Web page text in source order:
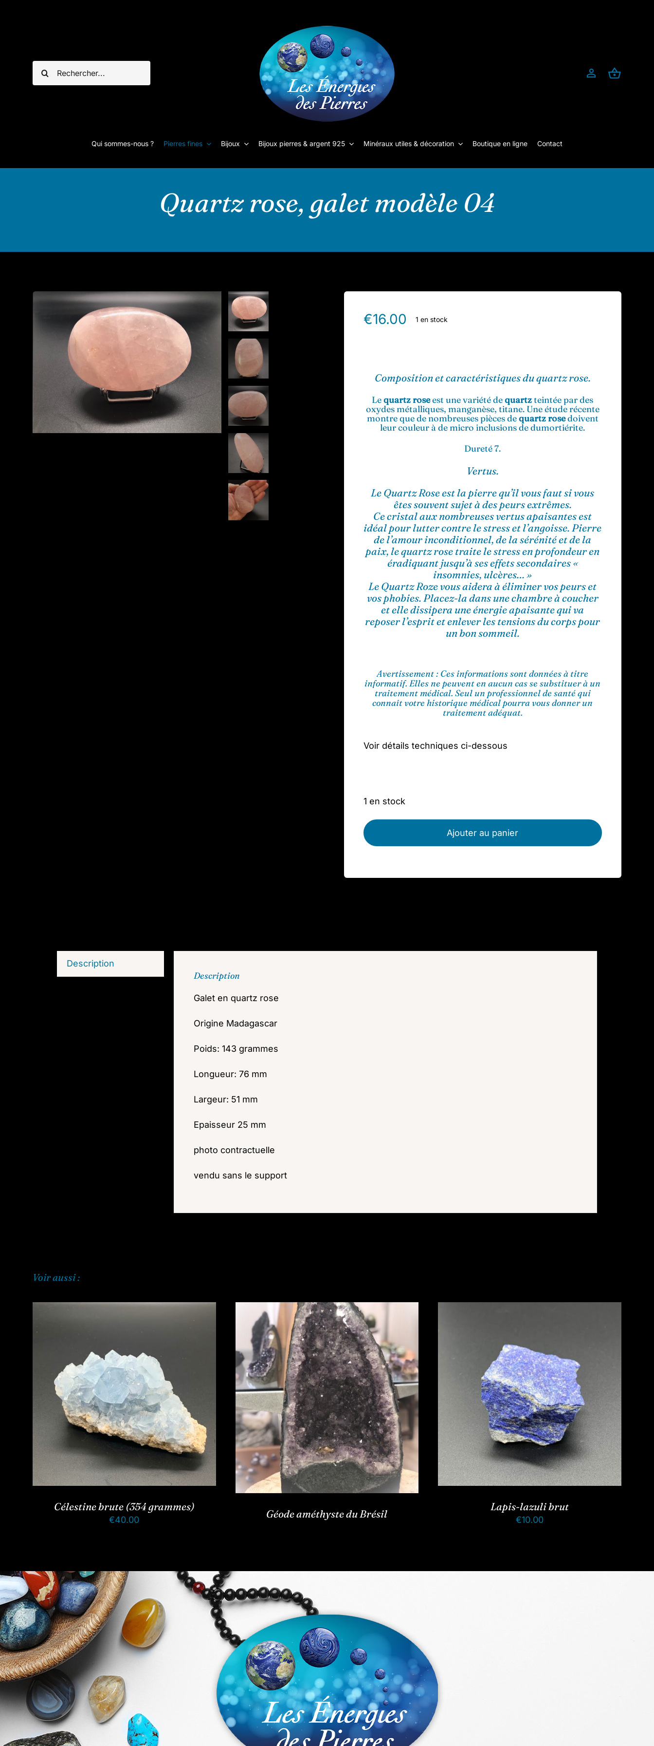
Rechercher:
Qui sommes-nous ? Pierres fines Bijoux Bijoux pierres & argent 925 Minéraux utiles & décoration Boutique en ligne Contact
Quartz rose, galet modèle 04
€16.00 1 en stock
Composition et caractéristiques du quartz rose.
Lequartz roseest une variété dequartzteintée par des
oxydes métalliques, manganèse, titane. Une étude récente
montre que de nombreuses pièces dequartz rosedoivent
leur couleur à de micro inclusions de dumortiérite.
Dureté 7.
Vertus.
Le Quartz Rose est la pierre qu’il vous faut si vous
êtes souvent sujet à des peurs extrêmes.
Ce cristal aux nombreuses vertus apaisantes est
idéal pour lutter contre le stress et l’angoisse. Pierre
de l’amour inconditionnel, de la sérénité et de la
paix, le quartz rose traite le stress en profondeur en
éradiquant jusqu’à ses effets secondaires «
insomnies, ulcères… »
Le Quartz Roze vous aidera à éliminer vos peurs et
vos phobies. Placez-la dans une chambre à coucher
et elle dissipera une énergie apaisante qui va
reposer l’esprit et enlever les tensions du corps pour
un bon sommeil.
Avertissement : Ces informations sont données à titre
informatif. Elles ne peuvent en aucun cas se substituer à un
traitement médical. Seul un professionnel de santé qui
connaît votre historique médical pourra vous donner un
traitement adéquat.
Voir détails techniques ci-dessous
1 en stock
Ajouter au panier
Description
Description
Galet en quartz rose
Origine Madagascar
Poids: 143 grammes
Longueur: 76 mm
Largeur: 51 mm
Epaisseur 25 mm
photo contractuelle
vendu sans le support
Voir aussi :
Célestine brute (354 grammes)
€40.00 Géode améthyste du Brésil
Lapis-lazuli brut
€10.00